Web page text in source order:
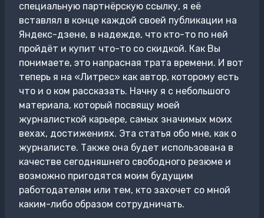
специальную партнёрскую ссылку, я её
вставлял в конце каждой своей публикации на
Яндекс-дзене, в надежде, что кто-то по ней
пройдёт и купит что-то со скидкой. Как Вы
понимаете, это напрасная трата времени. И вот
теперь я на «Литрес» как автор, которому есть
что и о ком рассказать. Начну я с небольшого
материала, который посвящу моей
журналисткой карьере, самых значимых моих
вехах, достижениях. Эта статья обо мне, как о
журналисте. Также она будет использована в
качестве сегодняшнего свободного резюме и
возможно пригодятся моим будущим
работодателям или тем, кто захочет со мной
каким-либо образом сотрудничать.